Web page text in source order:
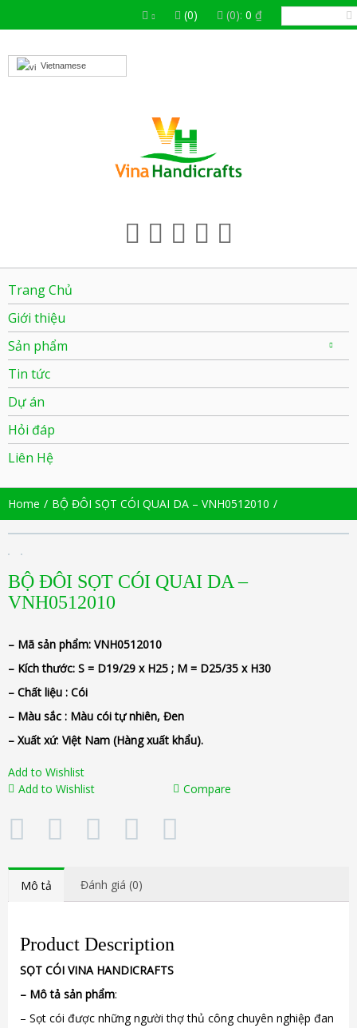
(0) (0): 0 ₫
Vietnamese
Trang Chủ
Giới thiệu
Sản phẩm
Tin tức
Dự án
Hỏi đáp
Liên Hệ
Home BỘ ĐÔI SỌT CÓI QUAI DA – VNH0512010
BỘ ĐÔI SỌT CÓI QUAI DA –
VNH0512010
– Mã sản phẩm: VNH0512010
– Kích thước: S = D19/29 x H25 ; M = D25/35 x H30
– Chất liệu : Cói
– Màu sắc : Màu cói tự nhiên, Đen
– Xuất xứ: Việt Nam (Hàng xuất khẩu).
Add to Wishlist
Add to Wishlist
Compare
Mô tả Đánh giá (0)
Product Description
SỌT CÓI VINA HANDICRAFTS
– Mô tả sản phẩm:
– Sọt cói được những người thợ thủ công chuyên nghiệp đan